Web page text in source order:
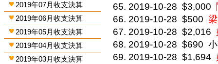
2019年07月收支決算
2019年06月收支決算
2019年05月收支決算
2019年04月收支決算
2019年03月收支決算
2019-10-28 $3,000
2019-10-28 $500
2019-10-28 $2,016
2019-10-28 $690
2019-10-28 $1,694